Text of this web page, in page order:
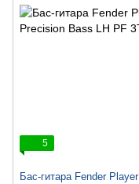
5
Бас-гитара Fender Player